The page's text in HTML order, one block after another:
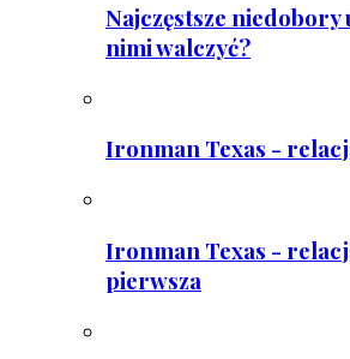
Najczęstsze niedobory
nimi walczyć?
Ironman Texas -
Ironman Texas -
pierwsza